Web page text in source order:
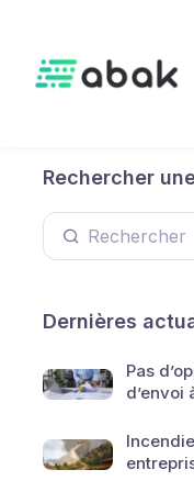
Rechercher
Dernières
Pas
d’envoi